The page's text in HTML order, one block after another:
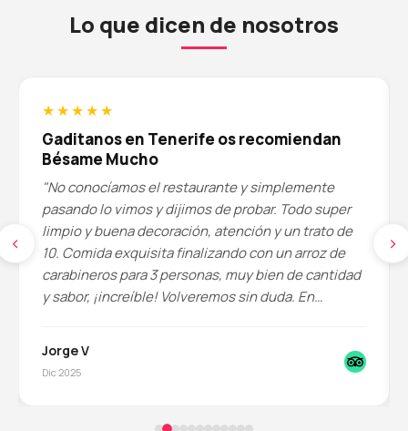
Lo que dicen de nosotros
‹ ›
★★★★★
Gaditanos en Tenerife os recomiendan
Bésame Mucho
"No conocíamos el restaurante y simplemente
pasando lo vimos y dijimos de probar. Todo super
limpio y buena decoración, atención y un trato de
10. Comida exquisita finalizando con un arroz de
carabineros para 3 personas, muy bien de cantidad
y sabor, ¡increíble! Volveremos sin duda. En
calidad/precio de 10."
Jorge V
Dic 2025